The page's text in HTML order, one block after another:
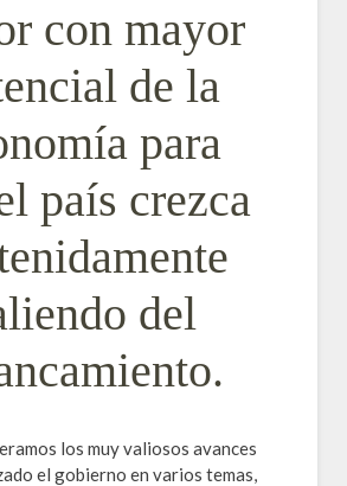
con mayor
de la
para
país crezca
del
los muy valiosos avances
el gobierno en varios temas,